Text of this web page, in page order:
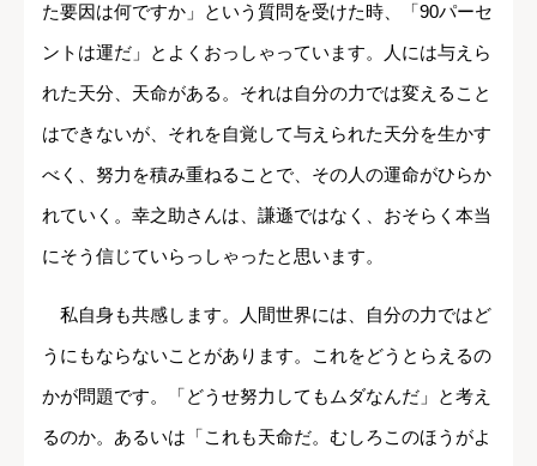
た要因は何ですか」という質問を受けた時、「90パーセ
ントは運だ」とよくおっしゃっています。人には与えら
れた天分、天命がある。それは自分の力では変えること
はできないが、それを自覚して与えられた天分を生かす
べく、努力を積み重ねることで、その人の運命がひらか
れていく。幸之助さんは、謙遜ではなく、おそらく本当
にそう信じていらっしゃったと思います。
私自身も共感します。人間世界には、自分の力ではど
うにもならないことがあります。これをどうとらえるの
かが問題です。「どうせ努力してもムダなんだ」と考え
るのか。あるいは「これも天命だ。むしろこのほうがよ